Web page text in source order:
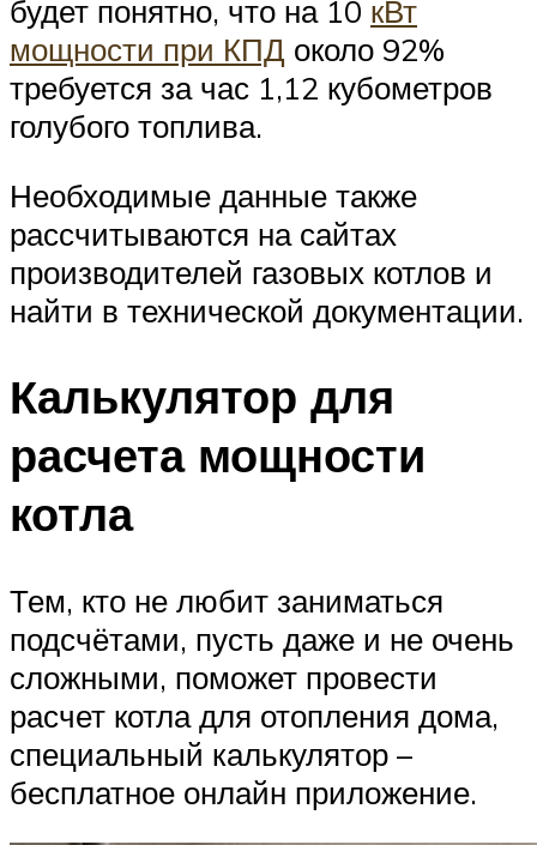
будет понятно, что на 10 кВт
мощности при КПД около 92%
требуется за час 1,12 кубометров
голубого топлива.
Необходимые данные также
рассчитываются на сайтах
производителей газовых котлов и
найти в технической документации.
Калькулятор для
расчета мощности
котла
Тем, кто не любит заниматься
подсчётами, пусть даже и не очень
сложными, поможет провести
расчет котла для отопления дома,
специальный калькулятор –
бесплатное онлайн приложение.